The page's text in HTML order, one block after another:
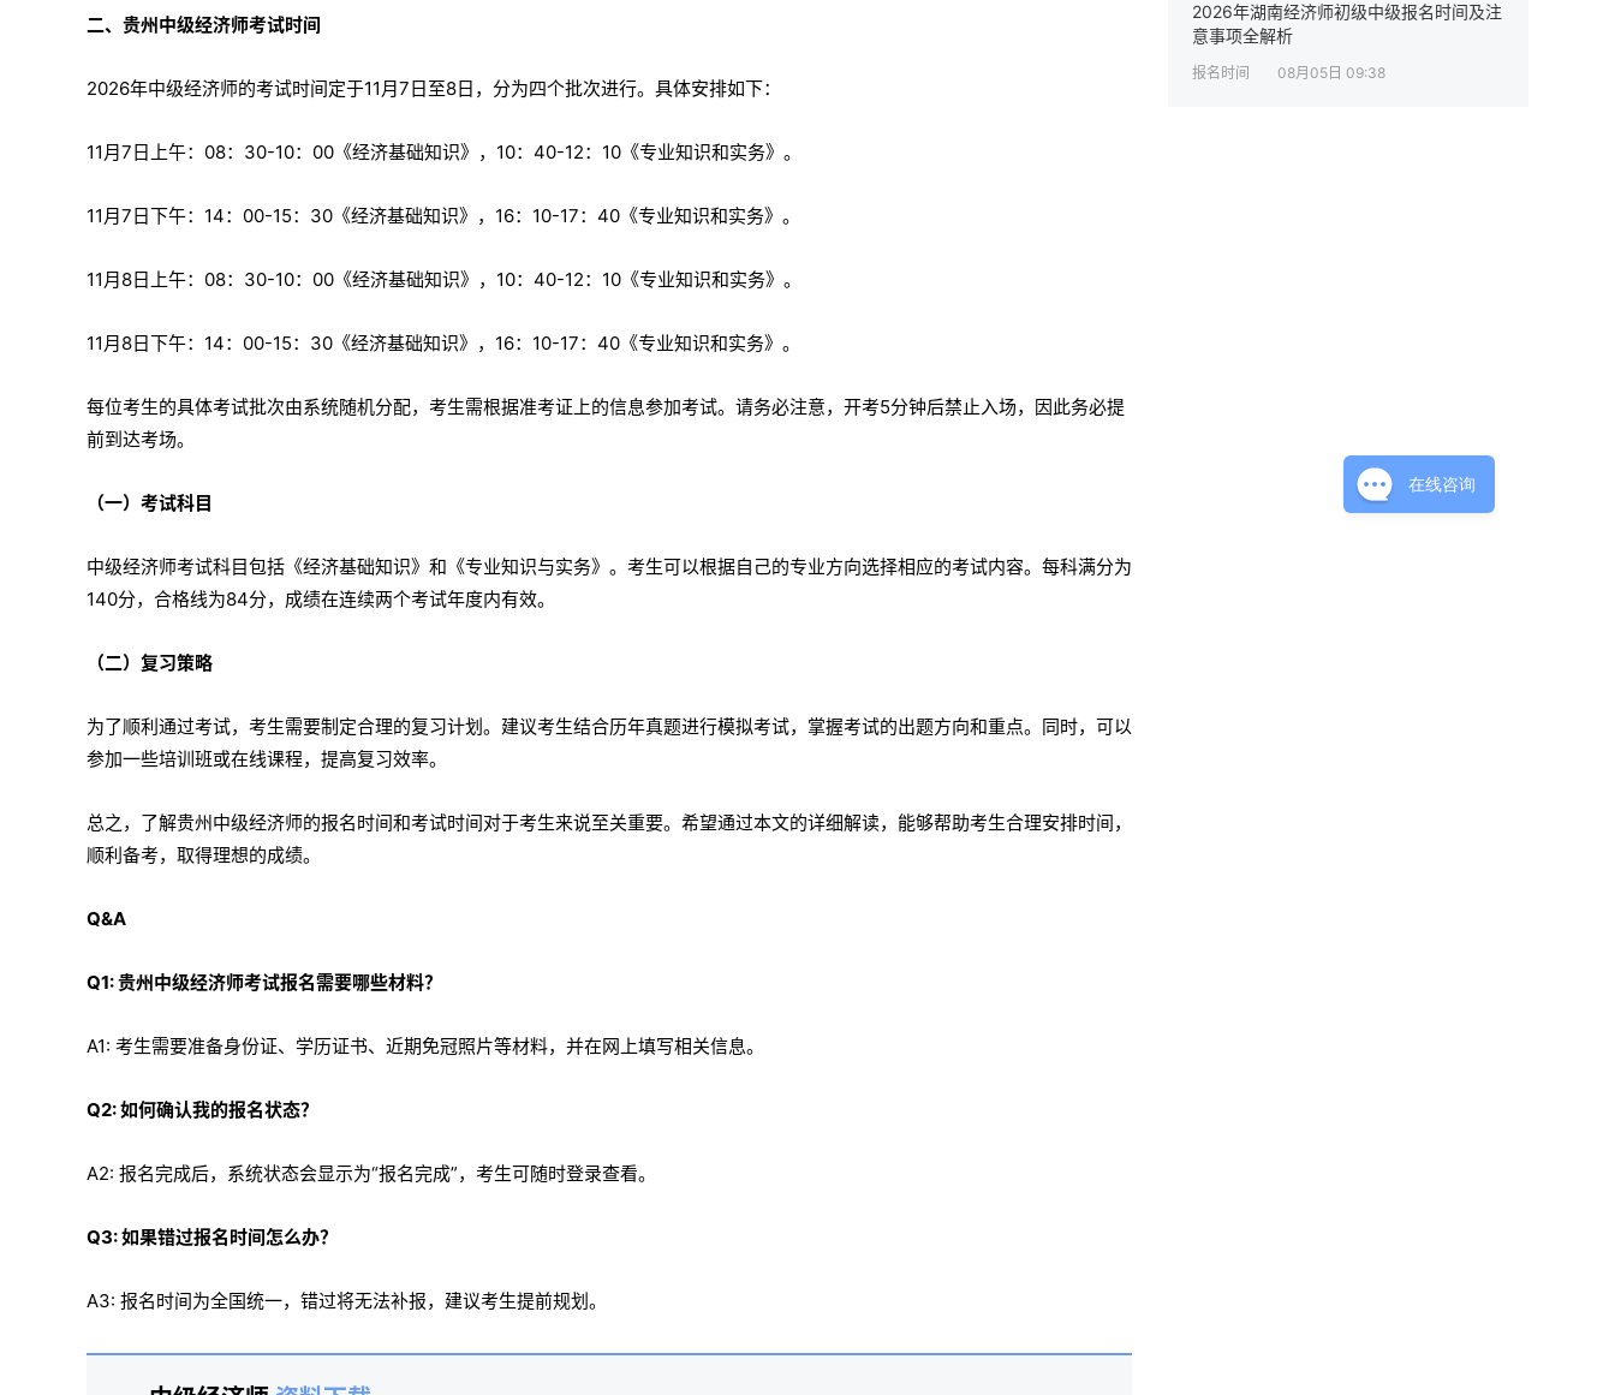
二、贵州中级经济师考试时间
2026年中级经济师的考试时间定于11月7日至8日，分为四个批次进行。具体安排如下：
11月7日上午：08：30-10：00《经济基础知识》，10：40-12：10《专业知识和实务》。
11月7日下午：14：00-15：30《经济基础知识》，16：10-17：40《专业知识和实务》。
11月8日上午：08：30-10：00《经济基础知识》，10：40-12：10《专业知识和实务》。
11月8日下午：14：00-15：30《经济基础知识》，16：10-17：40《专业知识和实务》。
每位考生的具体考试批次由系统随机分配，考生需根据准考证上的信息参加考试。请务必注意，开考5分钟后禁止入场，因此务必提
前到达考场。
（一）考试科目
中级经济师考试科目包括《经济基础知识》和《专业知识与实务》。考生可以根据自己的专业方向选择相应的考试内容。每科满分为
140分，合格线为84分，成绩在连续两个考试年度内有效。
（二）复习策略
为了顺利通过考试，考生需要制定合理的复习计划。建议考生结合历年真题进行模拟考试，掌握考试的出题方向和重点。同时，可以
参加一些培训班或在线课程，提高复习效率。
总之，了解贵州中级经济师的报名时间和考试时间对于考生来说至关重要。希望通过本文的详细解读，能够帮助考生合理安排时间，
顺利备考，取得理想的成绩。
Q&A
Q1: 贵州中级经济师考试报名需要哪些材料？
A1: 考生需要准备身份证、学历证书、近期免冠照片等材料，并在网上填写相关信息。
Q2: 如何确认我的报名状态？
A2: 报名完成后，系统状态会显示为“报名完成”，考生可随时登录查看。
Q3: 如果错过报名时间怎么办？
A3: 报名时间为全国统一，错过将无法补报，建议考生提前规划。
2026年湖南经济师初级中级报名时间及注
意事项全解析
报名时间 08月05日 09:38
在线咨询